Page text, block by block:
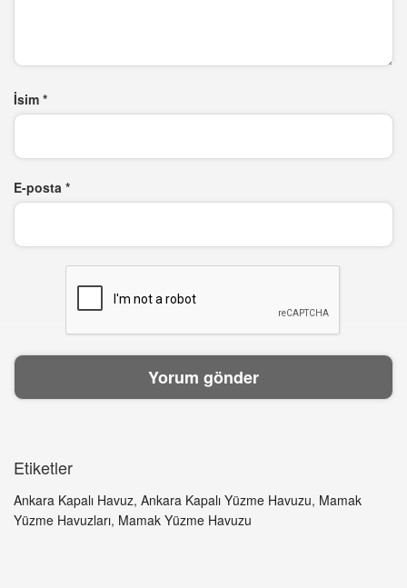
İsim *
E-posta *
Etiketler
Ankara Kapalı Havuz, Ankara Kapalı Yüzme Havuzu, Mamak
Yüzme Havuzları, Mamak Yüzme Havuzu